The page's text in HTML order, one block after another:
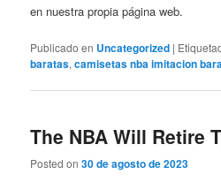
en nuestra propia página web.
Publicado en Uncategorized |
baratas,camisetas nba imitacion
The NBA Will Retire
Posted on30 de agosto de 2023